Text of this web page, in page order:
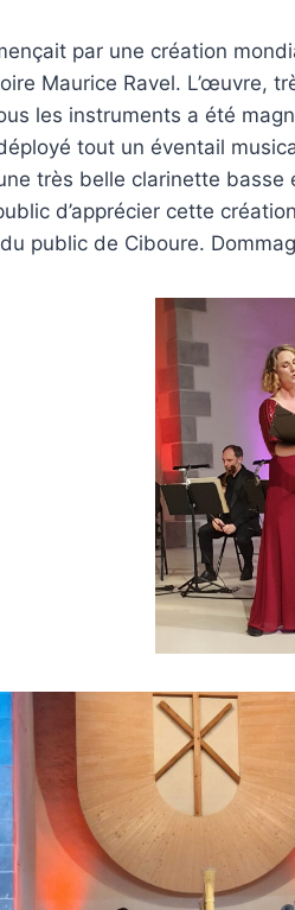
par une création
Maurice Ravel. L’œuvre,
les instruments a été
tout un éventail
très belle clarinette
d’apprécier cette
public de Ciboure.